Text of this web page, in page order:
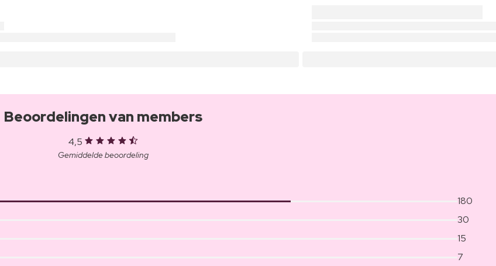
Beoordelingen van members
4,5
Gemiddelde beoordeling
180
30
15
7